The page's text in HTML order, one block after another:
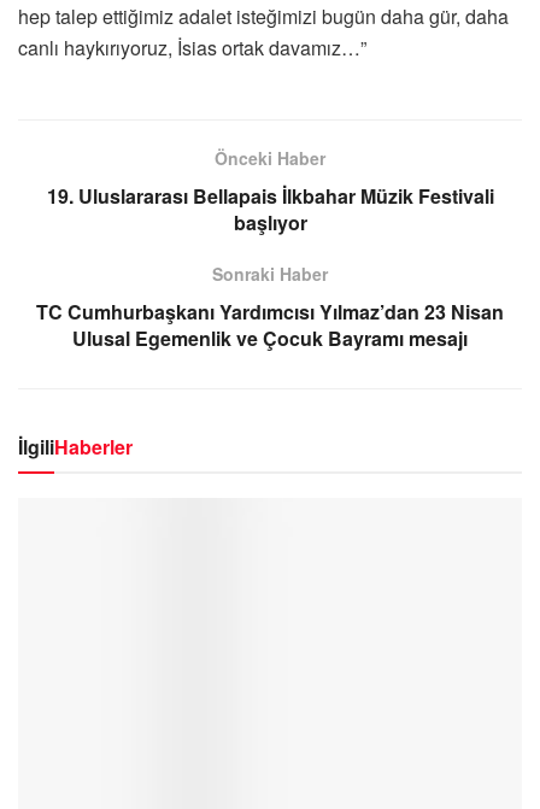
hep talep ettiğimiz adalet isteğimizi bugün daha gür, daha
canlı haykırıyoruz, İsias ortak davamız…”
Önceki Haber
19. Uluslararası Bellapais İlkbahar Müzik Festivali
başlıyor
Sonraki Haber
TC Cumhurbaşkanı Yardımcısı Yılmaz’dan 23 Nisan
Ulusal Egemenlik ve Çocuk Bayramı mesajı
İlgiliHaberler